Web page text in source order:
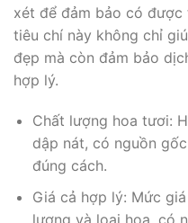
xét để đảm bảo có
tiêu chí này không chỉ
đẹp mà còn đảm bảo
hợp lý.
Chất lượng hoa tươi:
dập nát, có nguồn
đúng cách.
Giá cả hợp lý: Mức
lượng và loại hoa, có